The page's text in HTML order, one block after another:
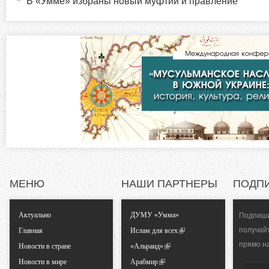
з
ь
н
я
в
МЕНЮ
Актуально
Главная
Новости в стране
Новости в мире
НАШИ ПАРТНЕРЫ
ДУМУ «Умма»
Ислам для всех
«Альраид»
Арабмир
прямо